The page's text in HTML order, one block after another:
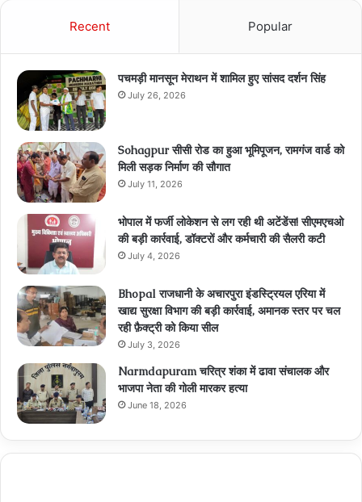
Recent Popular
पचमड़ी मानसून मेराथन में शामिल हुए सांसद दर्शन सिंह
July 26, 2026
Sohagpur सीसी रोड का हुआ भूमिपूजन, रामगंज वार्ड को
मिली सड़क निर्माण की सौगात
July 11, 2026
भोपाल में फर्जी लोकेशन से लग रही थी अटेंडेंस! सीएमएचओ
की बड़ी कार्रवाई, डॉक्टरों और कर्मचारी की सैलरी कटी
July 4, 2026
Bhopal राजधानी के अचारपुरा इंडस्ट्रियल एरिया में
खाद्य सुरक्षा विभाग की बड़ी कार्रवाई, अमानक स्तर पर चल
रही फ़ैक्ट्री को किया सील
July 3, 2026
Narmdapuram चरित्र शंका में ढावा संचालक और
भाजपा नेता की गोली मारकर हत्या
June 18, 2026